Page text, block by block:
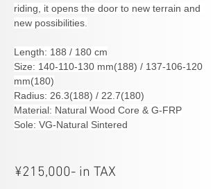
riding, it opens the door to new terrain and
new possibilities.
Length: 188 / 180 cm
Size: 140-110-130 mm(188) / 137-106-120
mm(180)
Radius: 26.3(188) / 22.7(180)
Material: Natural Wood Core & G-FRP
Sole: VG-Natural Sintered
¥215,000- in TAX